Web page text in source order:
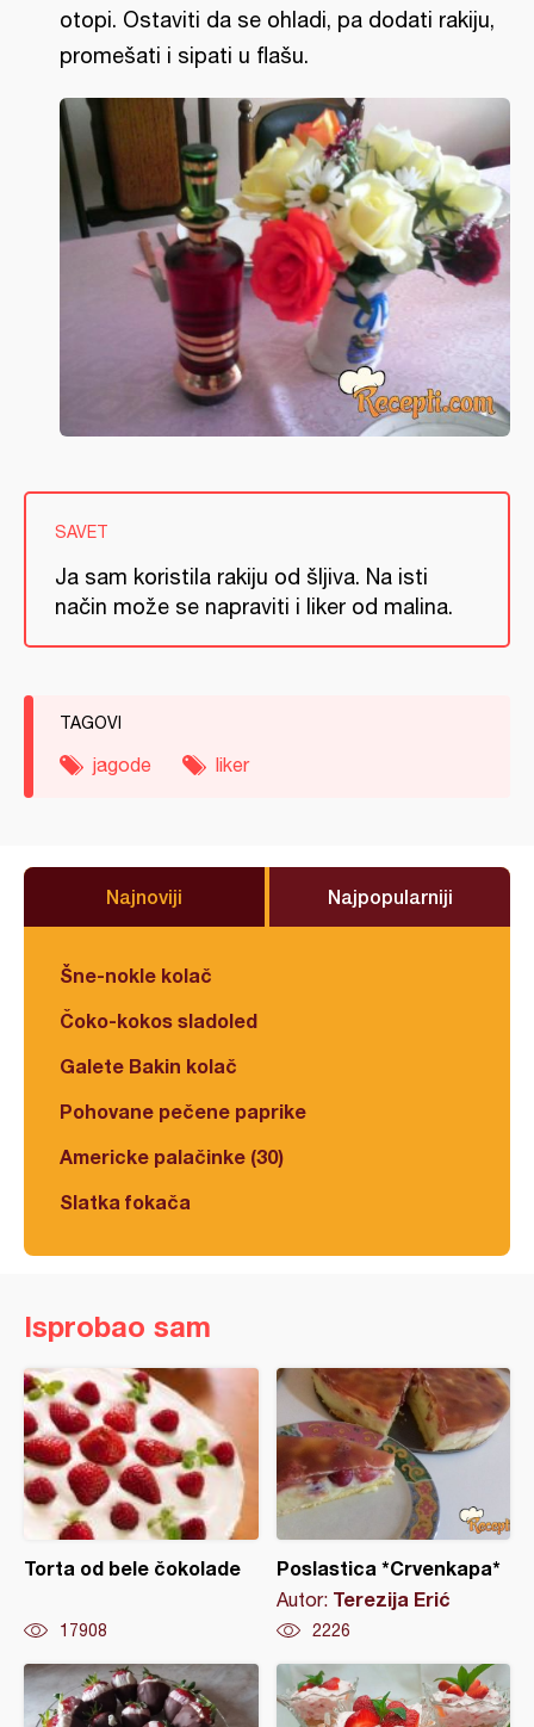
otopi. Ostaviti da se ohladi, pa dodati rakiju,
promešati i sipati u flašu.
SAVET
Ja sam koristila rakiju od šljiva. Na isti
način može se napraviti i liker od malina.
TAGOVI
jagode liker
Najnoviji Najpopularniji
Šne-nokle kolač
Čoko-kokos sladoled
Galete Bakin kolač
Pohovane pečene paprike
Americke palačinke (30)
Slatka fokača
Isprobao sam
Torta od bele čokolade
17908
Poslastica *Crvenkapa*
Autor: Terezija Erić
2226